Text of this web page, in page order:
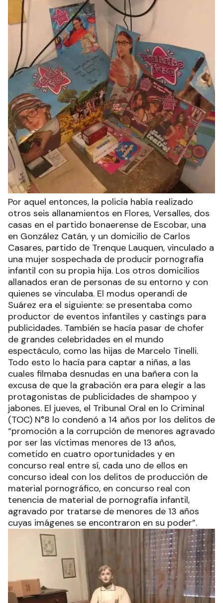
Por aquel entonces, la policía había realizado
otros seis allanamientos en Flores, Versalles, dos
casas en el partido bonaerense de Escobar, una
en González Catán, y un domicilio de Carlos
Casares, partido de Trenque Lauquen, vinculado a
una mujer sospechada de producir pornografía
infantil con su propia hija. Los otros domicilios
allanados eran de personas de su entorno y con
quienes se vinculaba. El modus operandi de
Suárez era el siguiente: se presentaba como
productor de eventos infantiles y castings para
publicidades. También se hacía pasar de chofer
de grandes celebridades en el mundo
espectáculo, como las hijas de Marcelo Tinelli.
Todo esto lo hacía para captar a niñas, a las
cuales filmaba desnudas en una bañera con la
excusa de que la grabación era para elegir a las
protagonistas de publicidades de shampoo y
jabones. El jueves, el Tribunal Oral en lo Criminal
(TOC) N°8 lo condenó a 14 años por los delitos de
“promoción a la corrupción de menores agravado
por ser las víctimas menores de 13 años,
cometido en cuatro oportunidades y en
concurso real entre sí, cada uno de ellos en
concurso ideal con los delitos de producción de
material pornográfico, en concurso real con
tenencia de material de pornografía infantil,
agravado por tratarse de menores de 13 años
cuyas imágenes se encontraron en su poder”.